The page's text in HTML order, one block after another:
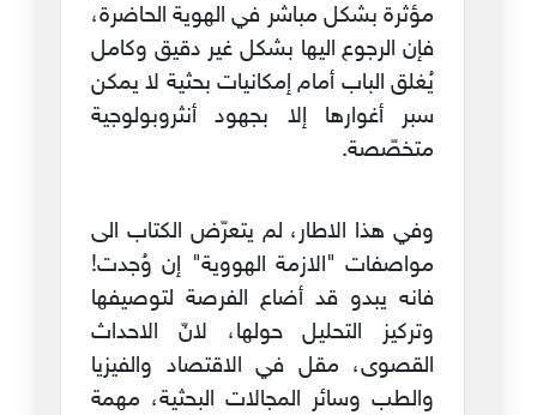
مؤثرة بشكل مباشر في الهوية الحاضرة،
فإن الرجوع اليها بشكل غير دقيق وكامل
يُغلق الباب أمام إمكانيات بحثية لا يمكن
سبر أغوارها إلا بجهود أنثروبولوجية
متخصّصة.
وفي هذا الاطار، لم يتعرّض الكتاب الى
مواصفات "الازمة الهووية" إن وُجدت!
فانه يبدو قد أضاع الفرصة لتوصيفها
وتركيز التحليل حولها، لانّ الاحداث
القصوى، مقل في الاقتصاد والفيزيا
والطب وسائر المجالات البحثية، مهمة